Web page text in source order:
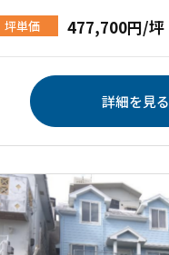
坪単価 477,700円/坪
詳細を見る